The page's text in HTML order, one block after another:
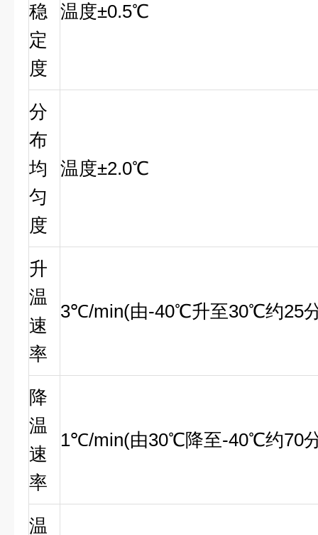
稳
定
度
温度±0.5℃
分
布
均
匀
度
温度±2.0℃
升
温
速
率
3℃/min(由-40℃升至30℃约25
降
温
速
率
1℃/min(由30℃降至-40℃约70
温